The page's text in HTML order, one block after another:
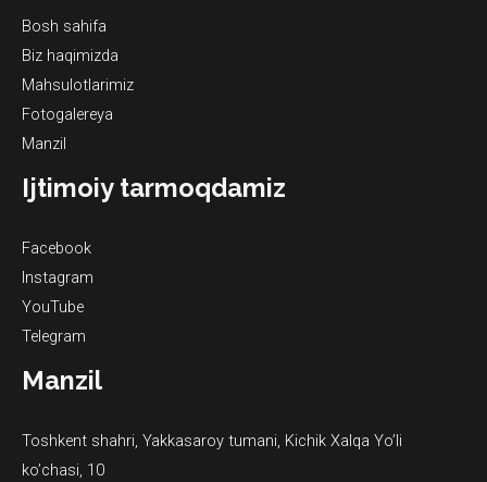
Bosh sahifa
Biz haqimizda
Mahsulotlarimiz
Fotogalereya
Manzil
Ijtimoiy tarmoqdamiz
Facebook
Instagram
YouTube
Telegram
Manzil
Toshkent shahri, Yakkasaroy tumani, Kichik Xalqa Yo’li
ko’chasi, 10